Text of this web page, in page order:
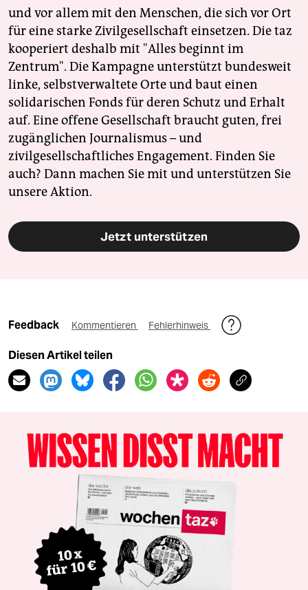
und vor allem mit den Menschen, die sich vor Ort
für eine starke Zivilgesellschaft einsetzen. Die taz
kooperiert deshalb mit "Alles beginnt im
Zentrum". Die Kampagne unterstützt bundesweit
linke, selbstverwaltete Orte und baut einen
solidarischen Fonds für deren Schutz und Erhalt
auf. Eine offene Gesellschaft braucht guten, frei
zugänglichen Journalismus – und
zivilgesellschaftliches Engagement. Finden Sie
auch? Dann machen Sie mit und unterstützen Sie
unsere Aktion.
Jetzt unterstützen
Feedback Kommentieren Fehlerhinweis
Diesen Artikel teilen